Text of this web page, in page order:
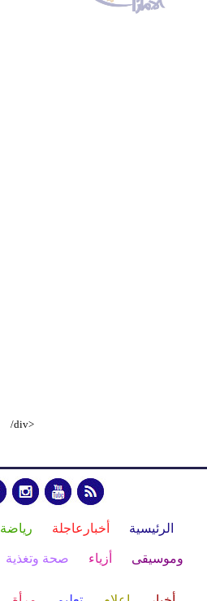
/div>
الرئيسية أخبارعاجلة رياضة
وموسيقى أزياء صحة وتغذية